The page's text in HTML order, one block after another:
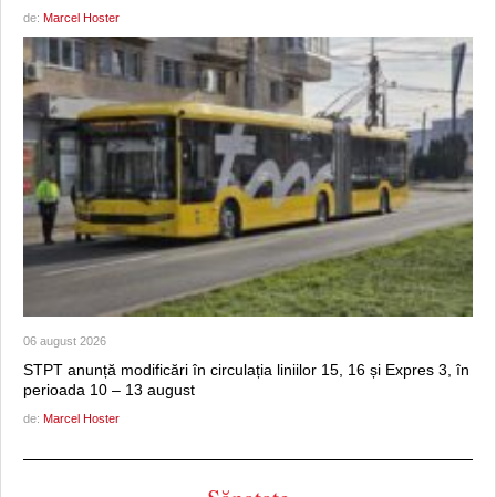
de: Marcel Hoster
06 august 2026
STPT anunță modificări în circulația liniilor 15, 16 și Expres 3, în
perioada 10 – 13 august
de: Marcel Hoster